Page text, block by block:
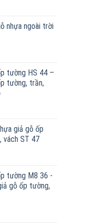
nhựa ngoài trời
tường HS 44 –
tường, trần,
giả gỗ ốp
vách ST 47
tường M8 36 -
gỗ ốp tường,